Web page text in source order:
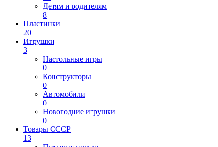
Детям и родителям
8
Пластинки
20
Игрушки
3
Настольные игры
0
Конструкторы
0
Автомобили
0
Новогодние игрушки
0
Товары СССР
13